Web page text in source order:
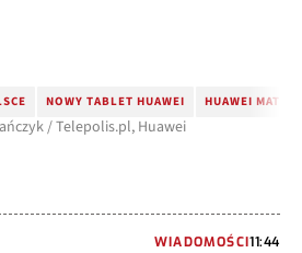
NOWY TABLET HUAWEI HUAWEI
/ Telepolis.pl, Huawei
WIADOMOŚCI11:44